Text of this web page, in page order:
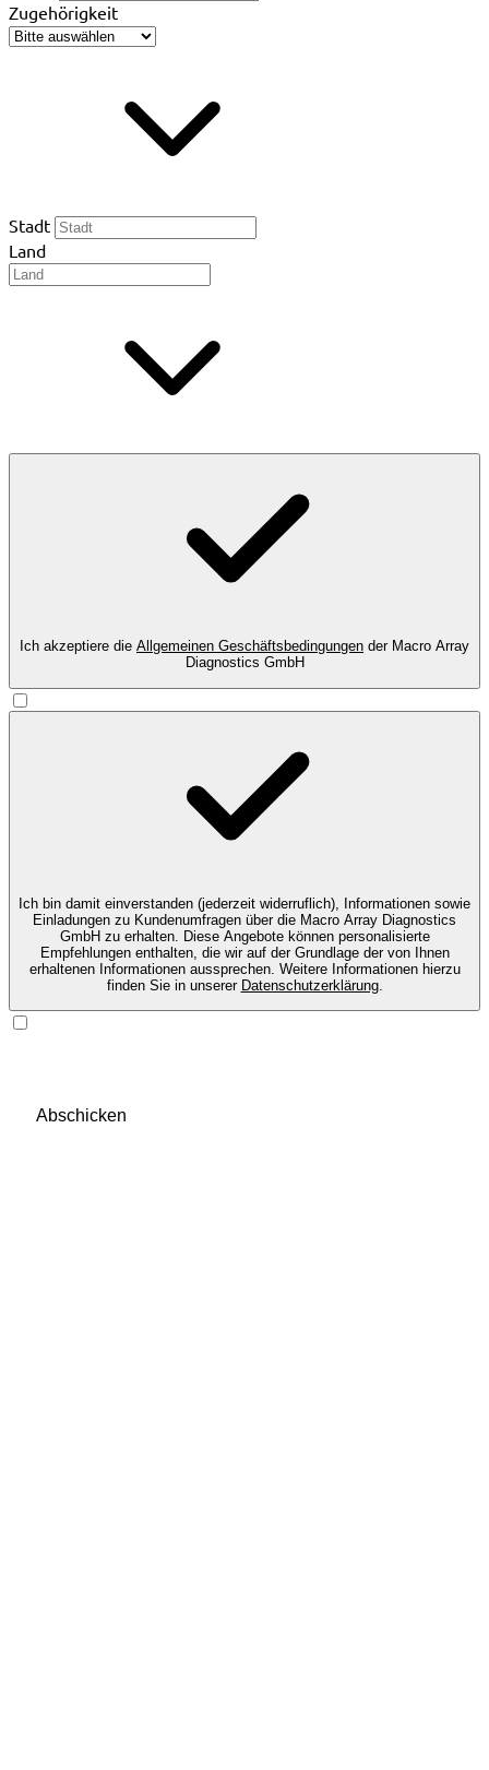
Zugehörigkeit
Stadt
Land
Ich akzeptiere die Allgemeinen Geschäftsbedingungen der Macro Array
Diagnostics GmbH
Ich bin damit einverstanden (jederzeit widerruflich), Informationen sowie
Einladungen zu Kundenumfragen über die Macro Array Diagnostics
GmbH zu erhalten. Diese Angebote können personalisierte
Empfehlungen enthalten, die wir auf der Grundlage der von Ihnen
erhaltenen Informationen aussprechen. Weitere Informationen hierzu
finden Sie in unserer Datenschutzerklärung.
Abschicken